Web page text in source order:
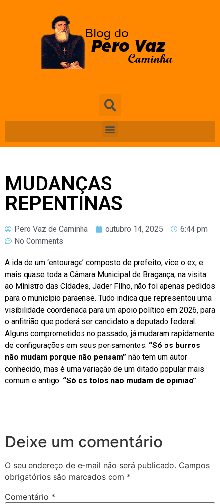
MUDANÇAS
REPENTINAS
Pero Vaz de Caminha outubro 14, 2025
6:44 pm
No Comments
A ida de um ‘entourage’ composto de prefeito, vice o ex, e
mais quase toda a Câmara Municipal de Bragança, na visita
ao Ministro das Cidades, Jader Filho, não foi apenas pedidos
para o município paraense. Tudo indica que representou uma
visibilidade coordenada para um apoio político em 2026, para
o anfitrião que poderá ser candidato a deputado federal.
Alguns comprometidos no passado, já mudaram rapidamente
de configurações em seus pensamentos. “Só os burros
não mudam porque não pensam” não tem um autor
conhecido, mas é uma variação de um ditado popular mais
comum e antigo: “Só os tolos não mudam de opinião”.
Deixe um comentário
O seu endereço de e-mail não será publicado. Campos
obrigatórios são marcados com *
Comentário *